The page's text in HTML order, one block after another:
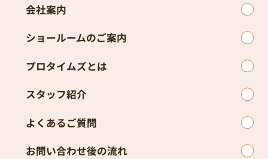
会社案内
ショールームのご案内
プロタイムズとは
スタッフ紹介
よくあるご質問
お問い合わせ後の流れ